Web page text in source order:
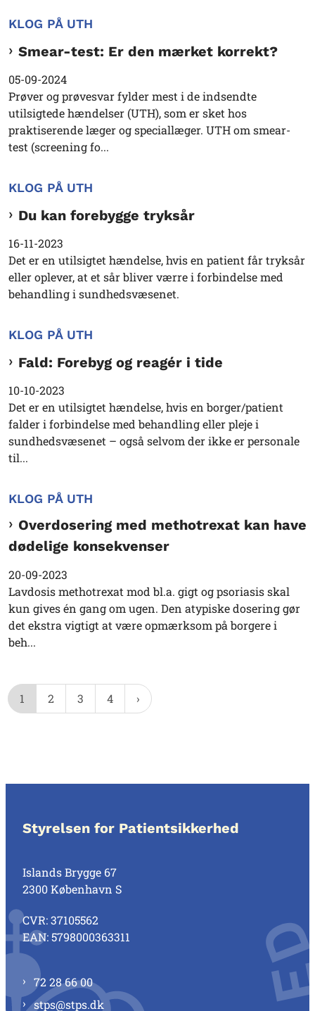
KLOG PÅ UTH
Smear-test: Er den mærket korrekt?
05-09-2024
Prøver og prøvesvar fylder mest i de indsendte
utilsigtede hændelser (UTH), som er sket hos
praktiserende læger og speciallæger. UTH om smear-
test (screening fo...
KLOG PÅ UTH
Du kan forebygge tryksår
16-11-2023
Det er en utilsigtet hændelse, hvis en patient får tryksår
eller oplever, at et sår bliver værre i forbindelse med
behandling i sundhedsvæsenet.
KLOG PÅ UTH
Fald: Forebyg og reagér i tide
10-10-2023
Det er en utilsigtet hændelse, hvis en borger/patient
falder i forbindelse med behandling eller pleje i
sundhedsvæsenet – også selvom der ikke er personale
til...
KLOG PÅ UTH
Overdosering med methotrexat kan have
dødelige konsekvenser
20-09-2023
Lavdosis methotrexat mod bl.a. gigt og psoriasis skal
kun gives én gang om ugen. Den atypiske dosering gør
det ekstra vigtigt at være opmærksom på borgere i
beh...
1 2 3 4
Styrelsen for Patientsikkerhed
Islands Brygge 67
2300 København S
CVR: 37105562
EAN: 5798000363311
72 28 66 00
stps@stps.dk